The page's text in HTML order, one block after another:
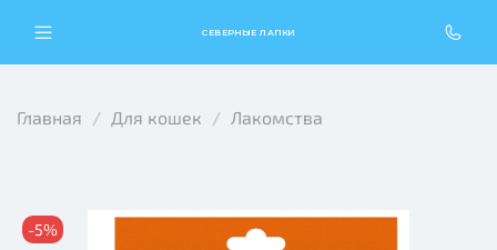
СЕВЕРНЫЕ ЛАПКИ
Главная Для кошек Лакомства
-5%